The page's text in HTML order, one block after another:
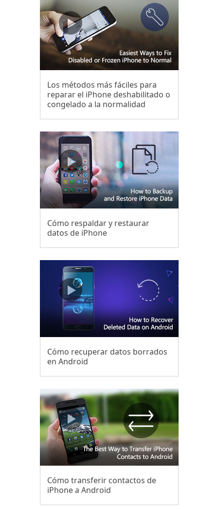
Los métodos más fáciles para
reparar el iPhone deshabilitado o
congelado a la normalidad
Cómo respaldar y restaurar
datos de iPhone
Cómo recuperar datos borrados
en Android
Cómo transferir contactos de
iPhone a Android